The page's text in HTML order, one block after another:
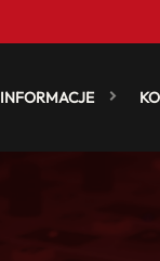
INFORMACJE